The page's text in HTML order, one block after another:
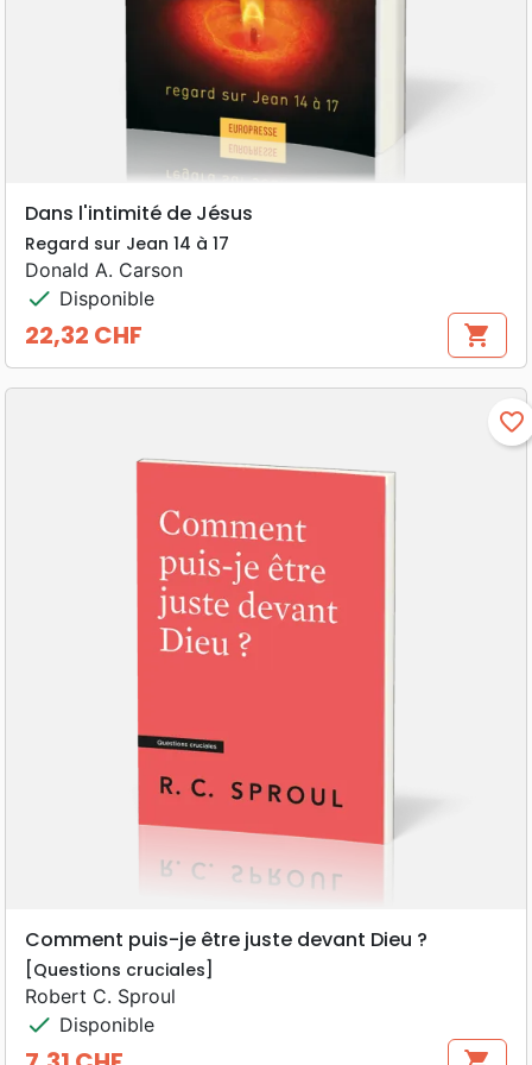
Dans l'intimité de Jésus
Regard sur Jean 14 à 17
Donald A. Carson
check Disponible
Prix
22,32 CHF shopping_cart
favorite_border
Comment puis-je être juste devant Dieu ?
[Questions cruciales]
Robert C. Sproul
check Disponible